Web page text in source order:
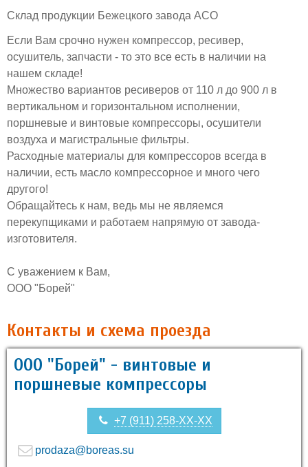
Склад продукции Бежецкого завода АСО
Если Вам срочно нужен компрессор, ресивер,
осушитель, запчасти - то это все есть в наличии на
нашем складе!
Множество вариантов ресиверов от 110 л до 900 л в
вертикальном и горизонтальном исполнении,
поршневые и винтовые компрессоры, осушители
воздуха и магистральные фильтры.
Расходные материалы для компрессоров всегда в
наличии, есть масло компрессорное и много чего
другого!
Обращайтесь к нам, ведь мы не являемся
перекупщиками и работаем напрямую от завода-
изготовителя.
С уважением к Вам,
ООО "Борей"
Контакты и схема проезда
ООО "Борей" - винтовые и
поршневые компрессоры
+7 (911) 258-XX-XX
prodaza@boreas.su